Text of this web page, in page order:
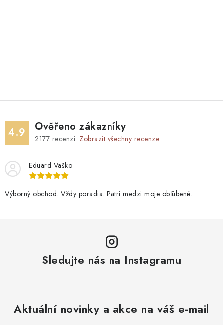
4.9 Ověřeno zákazníky
2177 recenzí. Zobrazit všechny recenze
Eduard Vaško
Výborný obchod. Vždy poradia. Patrí medzi moje obľúbené.
Sledujte nás na Instagramu
Aktuální novinky a akce na váš e-mail